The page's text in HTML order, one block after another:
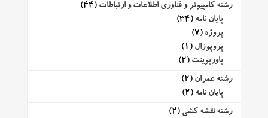
رشته کامپیوتر و فناوری اطلاعات و ارتباطات (44)
پایان نامه (34)
پروژه (7)
پروپوزال (1)
پاورپوینت (2)
رشته عمران (2)
پایان نامه (2)
رشته نقشه کشی (2)